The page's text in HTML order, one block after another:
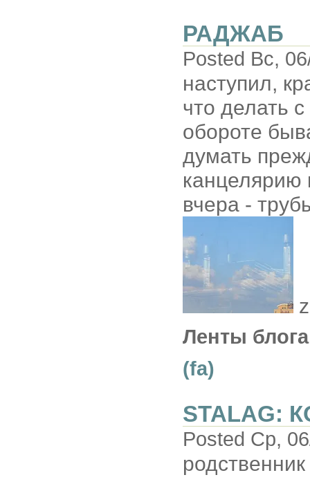
РАДЖАБ
Posted Вс,
наступил,
что делать
обороте
думать
канцелярию
вчера -
Ленты
(fa)
STALAG:
Posted Ср,